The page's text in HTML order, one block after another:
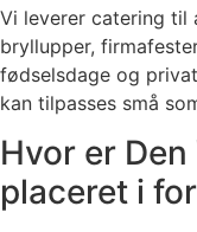
Vi leverer catering til
bryllupper,
fødselsdage og
kan tilpasses små
Hvor er
placeret i